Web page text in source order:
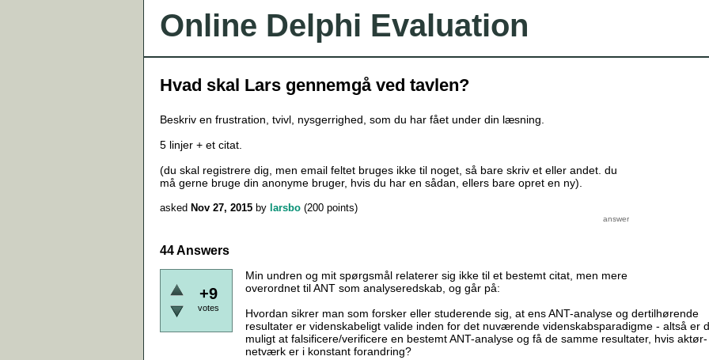
Online Delphi Evaluation
Hvad skal Lars gennemgå ved tavlen?
Beskriv en frustration, tvivl, nysgerrighed, som du har fået under din læsning.
5 linjer + et citat.
(du skal registrere dig, men email feltet bruges ikke til noget, så bare skriv et eller andet. du
må gerne bruge din anonyme bruger, hvis du har en sådan, ellers bare opret en ny).
asked Nov 27, 2015 by larsbo (200 points)
44 Answers
+9
votes
Min undren og mit spørgsmål relaterer sig ikke til et bestemt citat, men mere
overordnet til ANT som analyseredskab, og går på:
Hvordan sikrer man som forsker eller studerende sig, at ens ANT-analyse og dertilhørende
resultater er videnskabeligt valide inden for det nuværende videnskabsparadigme - altså er
muligt at falsificere/verificere en bestemt ANT-analyse og få de samme resultater, hvis aktør-
netværk er i konstant forandring?